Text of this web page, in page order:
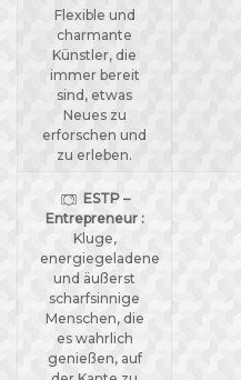
Flexible und
charmante
Künstler, die
immer bereit
sind, etwas
Neues zu
erforschen und
zu erleben.
ESTP –
Entrepreneur :
Kluge,
energiegeladene
und äußerst
scharfsinnige
Menschen, die
es wahrlich
genießen, auf